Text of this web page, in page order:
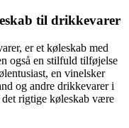
til drikkevarer
er et køleskab med
også en stilfuld tilføjelse
en vinelsker
og andre drikkevarer i
rigtige køleskab være